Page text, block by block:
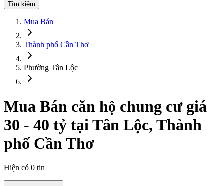
Tìm kiếm
Mua Bán
Thành phố Cần Thơ
Phường Tân Lộc
Mua Bán căn hộ chung cư giá
30 - 40 tỷ tại Tân Lộc, Thành
phố Cần Thơ
Hiện có 0 tin